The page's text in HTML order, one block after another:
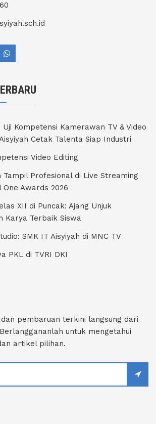
Kompetensi Kamerawan TV & Video
Cetak Talenta Siap Industri
Video Editing
Tampil Profesional di Live Streaming
One Awards 2026
XII di Puncak: Ajang Unjuk
Karya Terbaik Siswa
SMK IT Aisyiyah di MNC TV
PKL di TVRI DKI
pembaruan terkini langsung dari
untuk mengetahui
artikel pilihan.